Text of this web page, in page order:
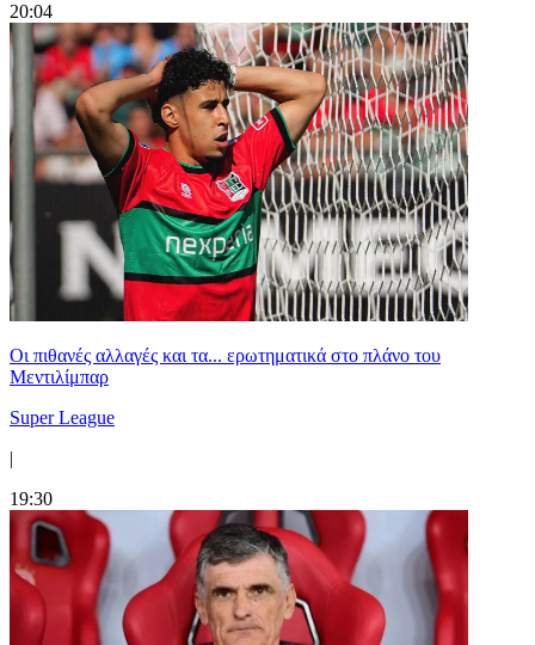
20:04
Οι πιθανές αλλαγές και τα... ερωτηματικά στο πλάνο του
Μεντιλίμπαρ
Super League
|
19:30